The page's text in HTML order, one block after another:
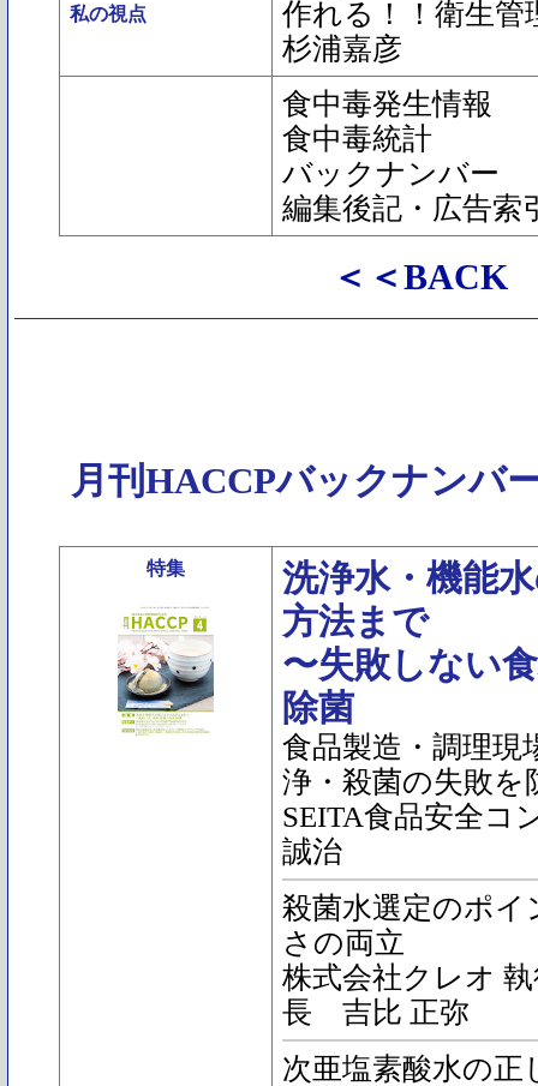
私の視点
作れる！！衛生管
杉浦嘉彦
食中毒発生情報
食中毒統計
バックナンバー
編集後記・広告索
＜＜BACK
月刊HACCPバックナンバ
特集
洗浄水・機能
方法まで
〜失敗しない
除菌
食品製造・調理現
浄・殺菌の失敗を
SEITA食品安全
誠治
殺菌水選定のポ
さの両立
株式会社クレオ
長 吉比 正弥
次亜塩素酸水の正